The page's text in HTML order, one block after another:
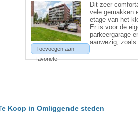
Toevoegen aan
favoriete
Dit zeer
vele gemakken
etage van het
Er is voor de
parkeergarage
aanwezig, zoals
Koop in Omliggende steden